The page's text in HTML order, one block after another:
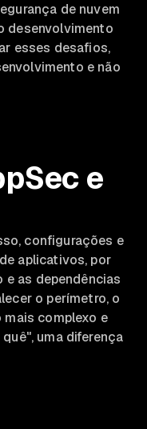
de nuvem
desenvolvimento
esses desafios,
e não
e
configurações e
aplicativos, por
as dependências
o perímetro, o
complexo e
uma diferença